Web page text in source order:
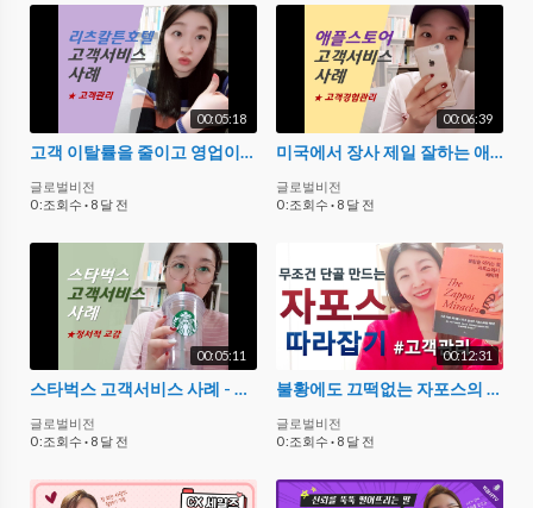
00:05:18
고객 이탈률을 줄이고 영업이익을 높이는 고객관리 사례_리츠칼튼호텔 고객서비스
글로벌비전
0 :조회수 · 8 달 전
00:06:39
미국에서 장사 제일 잘하는 애플스토어 고객서비스 성공사례 - 고객경험관리
글로벌비전
0 :조회수 · 8 달 전
00:05:11
스타벅스 고객서비스 사례 - 호출/진동벨을 사용하지 않는 이유_정서적 교감 무엇?
글로벌비전
0 :조회수 · 8 달 전
00:12:31
불황에도 끄떡없는 자포스의 고객관리 노하우 공개!! 우수 서비스기업 성공 사례
글로벌비전
0 :조회수 · 8 달 전